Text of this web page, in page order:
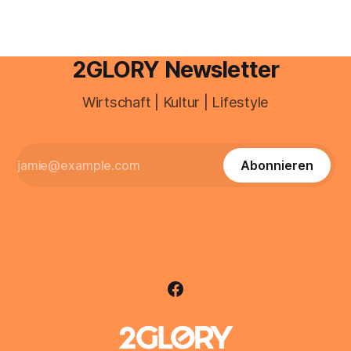
2GLORY Newsletter
Wirtschaft | Kultur | Lifestyle
Abonnieren